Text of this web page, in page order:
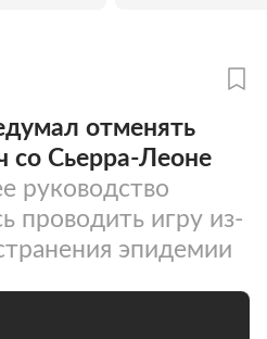
отменять
со Сьерра-Леоне
руководство
проводить игру из-
эпидемии